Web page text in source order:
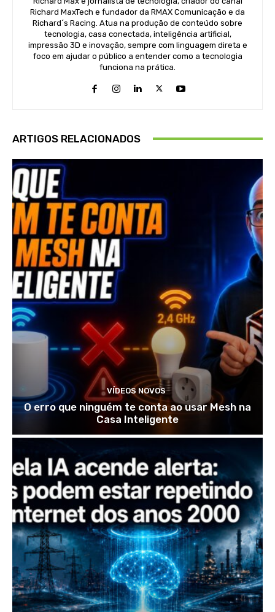
Richard MaxTech e fundador da RMAX Comunicação e da
Richard´s Racing. Atua na produção de conteúdo sobre
tecnologia, casa conectada, inteligência artificial,
impressão 3D e inovação, sempre com linguagem direta e
foco em ajudar o público a entender como a tecnologia
funciona na prática.
ARTIGOS RELACIONADOS
VÍDEOS NOVOS
O erro que ninguém te conta ao usar Mesh na
Casa Inteligente